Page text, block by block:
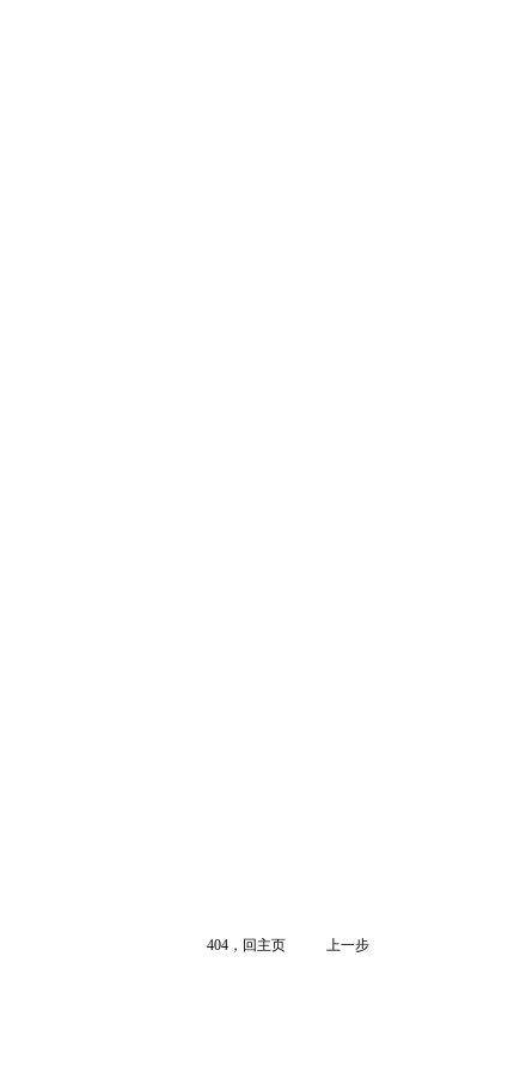
404，回主页 上一步